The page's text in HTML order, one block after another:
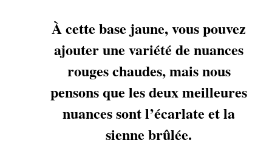
À cette base jaune, vous pouvez
ajouter une variété de nuances
rouges chaudes, mais nous
pensons que les deux meilleures
nuances sont l’écarlate et la
sienne brûlée.